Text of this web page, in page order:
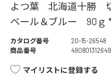
よつ葉 北海道十勝
ベール＆ブルー 90ｇ
カタログ番号
20-15-26548
商品番号
マイリストに登録する